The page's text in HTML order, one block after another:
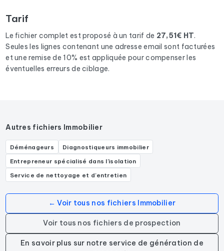
correspondants aux activités suivantes : Agence
d'immobilier d'entreprise, Agence immobilière, Agence de
location immobilière, Agent immobilier.
Tarif
Le fichier complet est proposé à un tarif de 27,51€ HT.
Seules les lignes contenant une adresse email sont facturées
et une remise de 10% est appliquée pour compenser les
éventuelles erreurs de ciblage.
Autres fichiers Immobilier
Déménageurs
Diagnostiqueurs immobilier
Entrepreneur spécialisé dans l'isolation
Service de nettoyage et d'entretien
← Voir tous nos fichiers Immobilier
Voir tous nos fichiers de prospection
En savoir plus sur notre service de génération de